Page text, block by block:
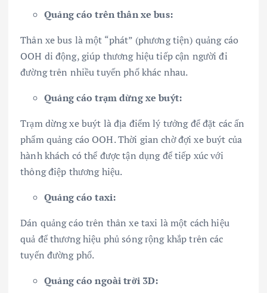
Quảng cáo trên thân xe bus:
Thân xe bus là một “phát” (phương tiện) quảng cáo
OOH di động, giúp thương hiệu tiếp cận người đi
đường trên nhiều tuyến phố khác nhau.
Quảng cáo trạm dừng xe buýt:
Trạm dừng xe buýt là địa điểm lý tưởng để đặt các ấn
phẩm quảng cáo OOH. Thời gian chờ đợi xe buýt của
hành khách có thể được tận dụng để tiếp xúc với
thông điệp thương hiệu.
Quảng cáo taxi:
Dán quảng cáo trên thân xe taxi là một cách hiệu
quả để thương hiệu phủ sóng rộng khắp trên các
tuyến đường phố.
Quảng cáo ngoài trời 3D: